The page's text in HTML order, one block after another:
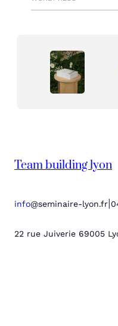
Team building lyon
info@seminaire-lyon.fr
22 rue Juiverie 69005